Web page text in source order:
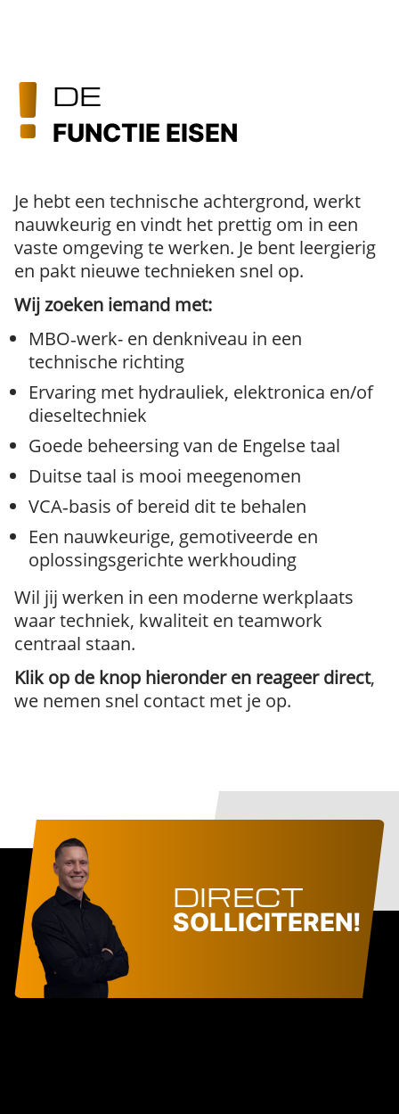
DE
FUNCTIE EISEN
Je hebt een technische achtergrond, werkt
nauwkeurig en vindt het prettig om in een
vaste omgeving te werken. Je bent leergierig
en pakt nieuwe technieken snel op.
Wij zoeken iemand met:
MBO‑werk- en denkniveau in een
technische richting
Ervaring met hydrauliek, elektronica en/of
dieseltechniek
Goede beheersing van de Engelse taal
Duitse taal is mooi meegenomen
VCA‑basis of bereid dit te behalen
Een nauwkeurige, gemotiveerde en
oplossingsgerichte werkhouding
Wil jij werken in een moderne werkplaats
waar techniek, kwaliteit en teamwork
centraal staan.
Klik op de knop hieronder en reageer direct,
we nemen snel contact met je op.
DIRECT
SOLLICITEREN!